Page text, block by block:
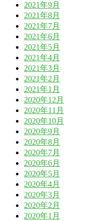
2021年9月
2021年8月
2021年7月
2021年6月
2021年5月
2021年4月
2021年3月
2021年2月
2021年1月
2020年12月
2020年11月
2020年10月
2020年9月
2020年8月
2020年7月
2020年6月
2020年5月
2020年4月
2020年3月
2020年2月
2020年1月